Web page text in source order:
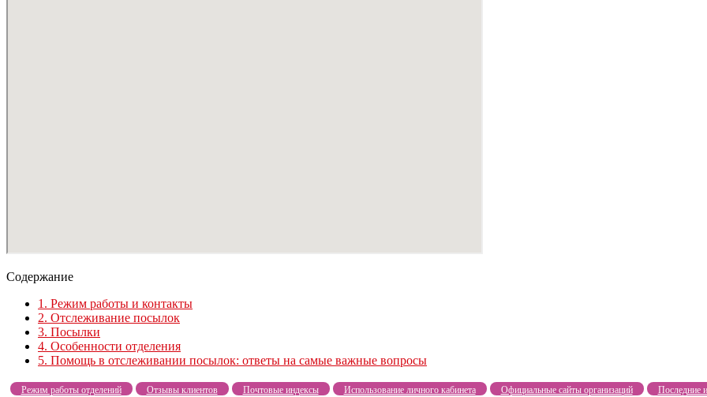
Содержание
1. Режим работы и контакты
2. Отслеживание посылок
3. Посылки
4. Особенности отделения
5. Помощь в отслеживании посылок: ответы на самые важные вопросы
Режим работы отделений Отзывы клиентов Почтовые индексы Использование личного кабинета Официальные сайты организаций Последние